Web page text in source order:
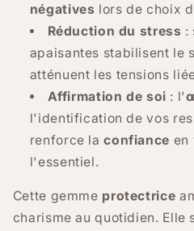
négatives lors de choix
Réduction du stress :
apaisantes stabilisent le
atténuent les tensions
Affirmation de soi : l'
l'identification de vos
renforce laconfiance en
l'essentiel.
Cette gemme protectrice
charisme au quotidien. Elle